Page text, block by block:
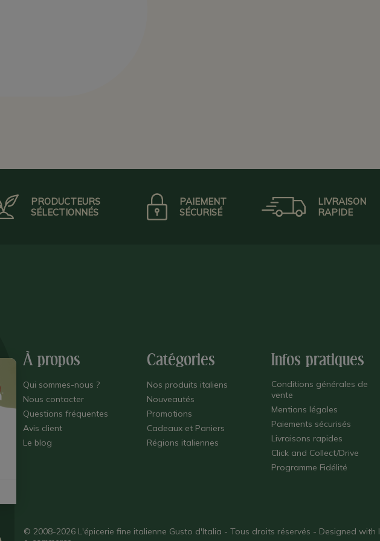
PRODUCTEURS
SÉLECTIONNÉS
PAIEMENT
SÉCURISÉ
LIVRAISON
RAPIDE
À propos
Qui sommes-nous ?
Nous contacter
Questions fréquentes
Avis client
Le blog
Catégories
Nos produits italiens
Nouveautés
Promotions
Cadeaux et Paniers
Régions italiennes
Infos pratiques
Conditions générales de
vente
Mentions légales
Paiements sécurisés
Livraisons rapides
Click and Collect/Drive
Programme Fidélité
© 2008-2026 L'épicerie fine italienne Gusto d'Italia - Tous droits réservés - Designed with